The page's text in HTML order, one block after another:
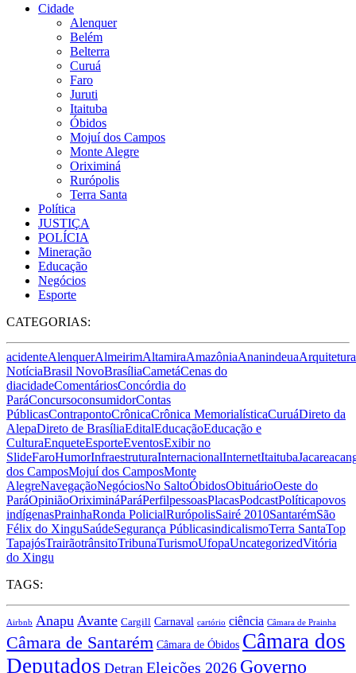
Cidade
Alenquer
Belém
Belterra
Curuá
Faro
Juruti
Itaituba
Óbidos
Mojuí dos Campos
Monte Alegre
Oriximiná
Rurópolis
Terra Santa
Política
JUSTIÇA
POLÍCIA
Mineração
Educação
Negócios
Esporte
CATEGORIAS:
acidenteAlenquerAlmeirimAltamiraAmazôniaAnanindeuaArquitetura
NotíciaBrasil NovoBrasíliaCametáCenas do
diacidadeComentáriosConcórdia do
ParáConcursoconsumidorContas
PúblicasContrapontoCrônicaCrônica MemorialísticaCuruáDireto da
AlepaDireto de BrasíliaEditalEducaçãoEducação e
CulturaEnqueteEsporteEventosExibir no
SlideFaroHumorInfraestruturaInternacionalInternetItaituba
dos CamposMojuí dos CamposMonte
AlegreNavegaçãoNegóciosNo SaltoÓbidosObituárioOeste do
ParáOpiniãoOriximináParáPerfilpessoasPlacasPodcastPolíticapovos
indígenasPrainhaRonda PolicialRurópolisSairé 2010SantarémSão
Félix do XinguSaúdeSegurança PúblicasindicalismoTerra SantaTop
TapajósTrairãotrânsitoTribunaTurismoUfopaUncategorizedVitória
do Xingu
TAGS:
Airbnb Anapu Avante Cargill Carnaval cartório ciência Câmara de Prainha
Câmara de Santarém Câmara de Óbidos Câmara dos
Deputados Detran Eleições 2026 Governo